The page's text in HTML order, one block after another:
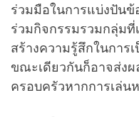
ร่วมมือในการแบ่งปันข้
ร่วมกิจกรรมรวมกลุ่มที่
สร้างความรู้สึกในกา
ขณะเดียวกันก็อาจส่ง
ครอบครัวหากการเล่น